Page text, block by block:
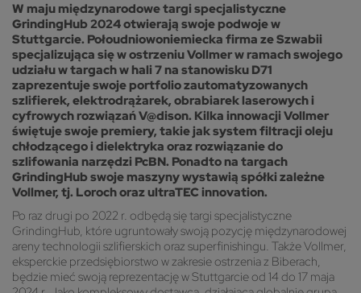
W maju międzynarodowe targi specjalistyczne
GrindingHub 2024 otwierają swoje podwoje w
Stuttgarcie. Połoudniowoniemiecka firma ze Szwabii
specjalizująca się w ostrzeniu Vollmer w ramach swojego
udziału w targach w hali 7 na stanowisku D71
zaprezentuje swoje portfolio zautomatyzowanych
szlifierek, elektrodrążarek, obrabiarek laserowych i
cyfrowych rozwiązań V@dison. Kilka innowacji Vollmer
świętuje swoje premiery, takie jak system filtracji oleju
chłodzącego i dielektryka oraz rozwiązanie do
szlifowania narzędzi PcBN. Ponadto na targach
GrindingHub swoje maszyny wystawią spółki zależne
Vollmer, tj. Loroch oraz ultraTEC innovation.
Po raz drugi po 2022 r. odbędą się targi specjalistyczne
GrindingHub, które ugruntowały swoją pozycję międzynarodowej
areny technologii szlifierskich oraz superfinishingu. Także Vollmer,
eksperckie przedsiębiorstwo w zakresie ostrzenia z Biberach,
będzie mieć swoją reprezentację w Stuttgarcie od 14 do 17 maja